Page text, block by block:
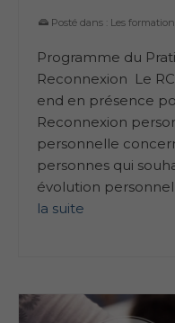
Posté dans : Les
Programme du
Reconnexion Le
end en présence
Reconnexion
personnelle
personnes qui
évolution
la suite